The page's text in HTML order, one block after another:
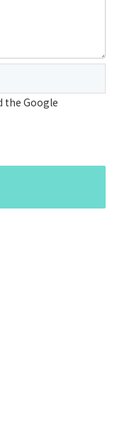
the Google